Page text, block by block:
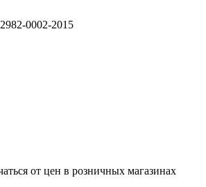
0002-2015
от цен в розничных магазинах